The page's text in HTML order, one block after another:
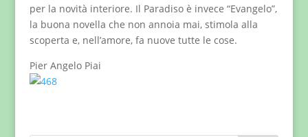
per la novità interiore. Il Paradiso è invece “Evangelo”,
la buona novella che non annoia mai, stimola alla
scoperta e, nell’amore, fa nuove tutte le cose.
Pier Angelo Piai